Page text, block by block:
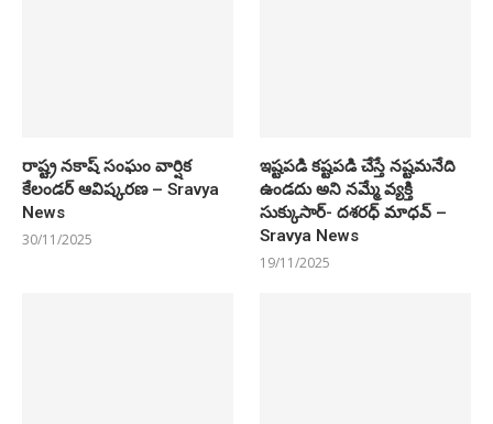
రాష్ట్ర నకాష్ సంఘం వార్షిక
కేలండర్ ఆవిష్కరణ – Sravya
News
30/11/2025
ఇష్టపడి కష్టపడి చేస్తే నష్టమనేది
ఉండదు అని నమ్మే వ్యక్తి
సుక్కుసార్‌- దశరధ్‌ మాధవ్‌ –
Sravya News
19/11/2025